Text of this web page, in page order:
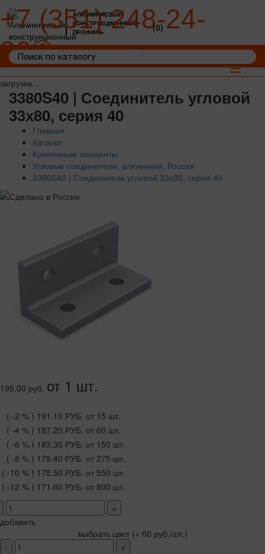
загрузка...
АЛЮМИНИЕВЫЙ
КОНСТРУКЦИОННЫЙ
ПРОФИЛЬ
+7 (351) 248-24-
36
(0)
Toggle
3380S40 | Соединитель угловой
33х80, серия 40
Главная
Каталог
Крепежные элементы
Угловые соединители, алюминий, Россия
3380S40 | Соединитель угловой 33х80, серия 40
195.00 руб. от 1 шт.
( -2 % ) 191.10 РУБ. от 15 шт.
( -4 % ) 187.20 РУБ. от 60 шт.
( -6 % ) 183.30 РУБ. от 150 шт.
( -8 % ) 179.40 РУБ. от 275 шт.
( -10 % ) 175.50 РУБ. от 550 шт.
( -12 % ) 171.60 РУБ. от 800 шт.
+
добавить
выбрать цвет (+ 60 руб./шт.)
-
+